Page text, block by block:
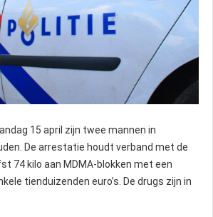
15 april zijn twee mannen in
De arrestatie houdt verband met de
74 kilo aan MDMA-blokken met een
tienduizenden euro’s. De drugs zijn in